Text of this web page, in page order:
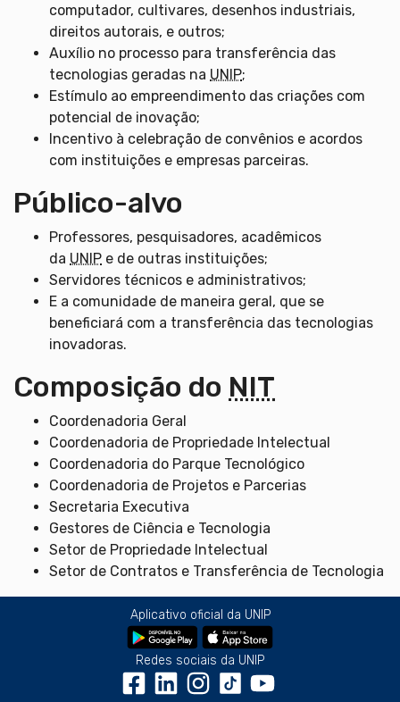
computador, cultivares, desenhos industriais,
direitos autorais, e outros;
Auxílio no processo para transferência das
tecnologias geradas na UNIP;
Estímulo ao empreendimento das criações com
potencial de inovação;
Incentivo à celebração de convênios e acordos
com instituições e empresas parceiras.
Público-alvo
Professores, pesquisadores, acadêmicos
da UNIP e de outras instituições;
Servidores técnicos e administrativos;
E a comunidade de maneira geral, que se
beneficiará com a transferência das tecnologias
inovadoras.
Composição do NIT
Coordenadoria Geral
Coordenadoria de Propriedade Intelectual
Coordenadoria do Parque Tecnológico
Coordenadoria de Projetos e Parcerias
Secretaria Executiva
Gestores de Ciência e Tecnologia
Setor de Propriedade Intelectual
Setor de Contratos e Transferência de Tecnologia
Aplicativo oficial da UNIP
Redes sociais da UNIP